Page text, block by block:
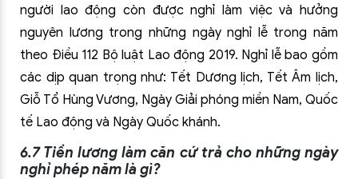
người lao động còn được nghỉ làm việc và hưởng
nguyên lương trong những ngày nghỉ lễ trong năm
theo Điều 112 Bộ luật Lao động 2019. Nghỉ lễ bao gồm
các dịp quan trọng như: Tết Dương lịch, Tết Âm lịch,
Giỗ Tổ Hùng Vương, Ngày Giải phóng miền Nam, Quốc
tế Lao động và Ngày Quốc khánh.
6.7 Tiền lương làm căn cứ trả cho những ngày
nghỉ phép năm là gì?